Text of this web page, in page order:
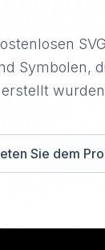
Symbolen,
Sie dem